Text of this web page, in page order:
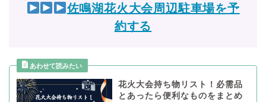
佐鳴湖花火大会周辺駐車場を予
約する
花火大会持ち物リスト！必需品
とあったら便利なものをまとめ